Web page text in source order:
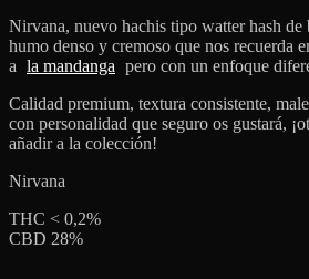
Nirvana, nuevo hachis tipo watter hash de
humo denso y cremoso que nos recuerda
a la mandanga pero con un enfoque
Calidad premium, textura consistente,
con personalidad que seguro os gustará,
añadir a la colección!
Nirvana
THC < 0,2%
CBD 28%